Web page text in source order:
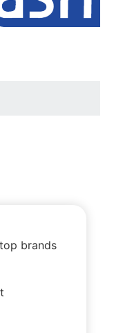
brands